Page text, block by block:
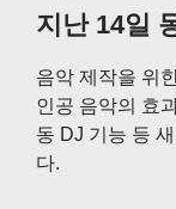
지난 14일
음악 제작을 위
인공 음악의 효
동 DJ 기능 등
다.